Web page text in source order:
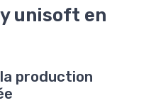
unisoft en
production